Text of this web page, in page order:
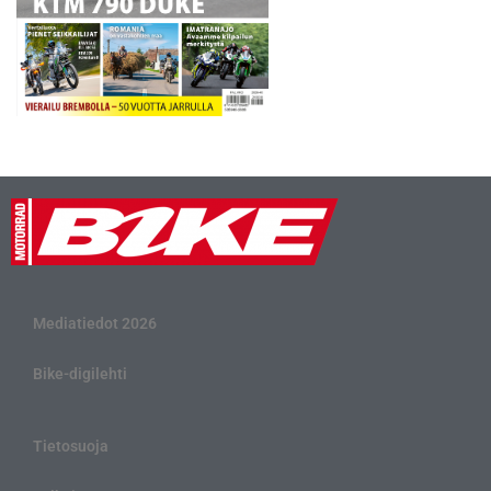
Mediatiedot 2026
Bike-digilehti
Tietosuoja